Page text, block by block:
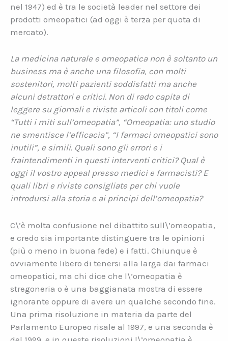
nel 1947) ed è tra le società leader nel settore dei
prodotti omeopatici (ad oggi è terza per quota di
mercato).
La medicina naturale e omeopatica non è soltanto un
business ma è anche una filosofia, con molti
sostenitori, molti pazienti soddisfatti ma anche
alcuni detrattori e critici. Non di rado capita di
leggere su giornali e riviste articoli con titoli come
“Tutti i miti sull’omeopatia”, “Omeopatia: uno studio
ne smentisce l’efficacia”, “I farmaci omeopatici sono
inutili”, e simili. Quali sono gli errori e i
fraintendimenti in questi interventi critici? Qual è
oggi il vostro appeal presso medici e farmacisti? E
quali libri e riviste consigliate per chi vuole
introdursi alla storia e ai principi dell’omeopatia?
C\’è molta confusione nel dibattito sull\’omeopatia,
e credo sia importante distinguere tra le opinioni
(più o meno in buona fede) e i fatti. Chiunque è
ovviamente libero di tenersi alla larga dai farmaci
omeopatici, ma chi dice che l\’omeopatia è
stregoneria o è una baggianata mostra di essere
ignorante oppure di avere un qualche secondo fine.
Una prima risoluzione in materia da parte del
Parlamento Europeo risale al 1997, e una seconda è